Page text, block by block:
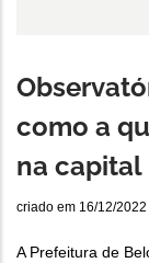
como a
na capital
criado em 16/12/2022
A Prefeitura de